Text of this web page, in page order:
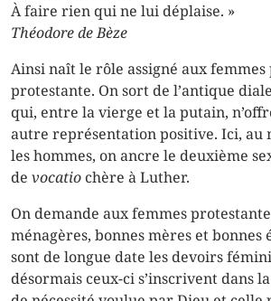
À faire rien qui ne lui déplaise. »
Théodore de Bèze
Ainsi naît le rôle assigné aux femmes
protestante. On sort de l’antique
qui, entre la vierge et la putain,
autre représentation positive. Ici, au
les hommes, on ancre le deuxième
de vocatio chère à Luther.
On demande aux femmes
ménagères, bonnes mères et bonnes
sont de longue date les devoirs
désormais ceux-ci s’inscrivent dans